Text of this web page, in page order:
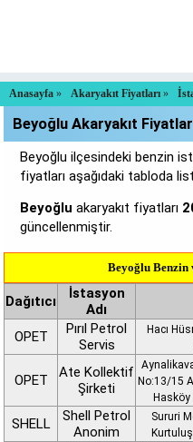
Anasayfa » Akaryakıt Fiyatları »
Beyoğlu Akaryakıt
Beyoğlu ilçesindeki benzin
fiyatları aşağıdaki tabloda
Beyoğlu akaryakıt fiyatları
güncellenmiştir.
Beyoğlu
Dağıtıcı
İstasyon
Adı
OPET
Pırıl Petrol
Servis
Hacı
OPET
Ate Kollektif
Şirketi
No:13/15
SHELL
Shell Petrol
Anonim
Sururi